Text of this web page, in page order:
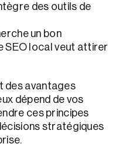
des outils de
un bon
SEO local veut attirer
des avantages
dépend de vos
ces principes
stratégiques